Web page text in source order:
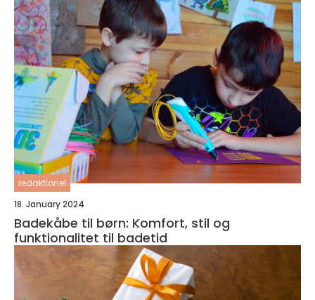
redaktionel
18. January 2024
Badekåbe til børn: Komfort, stil og
funktionalitet til badetid